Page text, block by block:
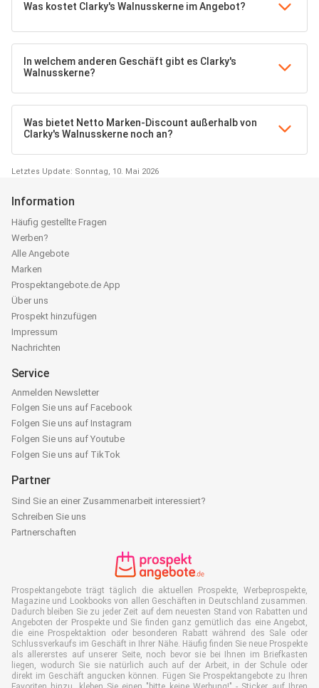
Was kostet Clarky's Walnusskerne im Angebot?
In welchem anderen Geschäft gibt es Clarky's
Walnusskerne?
Was bietet Netto Marken-Discount außerhalb von
Clarky's Walnusskerne noch an?
Letztes Update: Sonntag, 10. Mai 2026
Information
Häufig gestellte Fragen
Werben?
Alle Angebote
Marken
Prospektangebote.de App
Über uns
Prospekt hinzufügen
Impressum
Nachrichten
Service
Anmelden Newsletter
Folgen Sie uns auf Facebook
Folgen Sie uns auf Instagram
Folgen Sie uns auf Youtube
Folgen Sie uns auf TikTok
Partner
Sind Sie an einer Zusammenarbeit interessiert?
Schreiben Sie uns
Partnerschaften
Prospektangebote trägt täglich die aktuellen Prospekte, Werbeprospekte,
Magazine und Lookbooks von allen Geschäften in Deutschland zusammen.
Dadurch bleiben Sie zu jeder Zeit auf dem neuesten Stand von Rabatten und
Angeboten der Prospekte und Sie finden ganz gemütlich das eine Angebot,
die eine Prospektaktion oder besonderen Rabatt während des Sale oder
Schlussverkaufs im Geschäft in Ihrer Nähe. Häufig finden Sie neue Prospekte
als allererstes auf unserer Seite, noch bevor sie bei Ihnen im Briefkasten
liegen, wodurch Sie sie natürlich auch auf der Arbeit, in der Schule oder
direkt im Geschäft angucken können. Fügen Sie Prospektangebote zu Ihren